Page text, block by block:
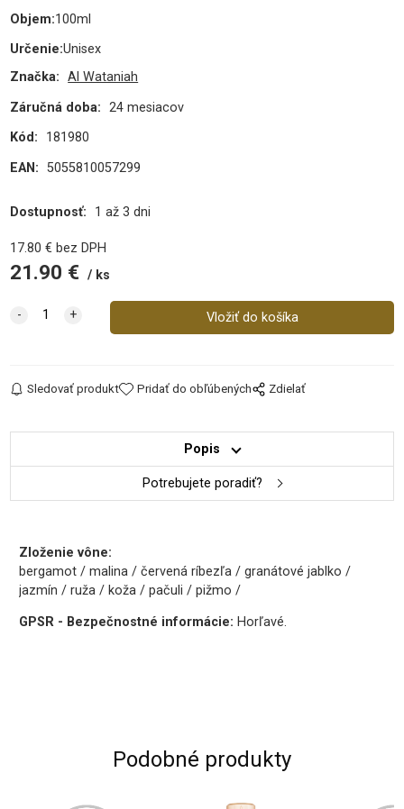
Objem:100ml
Určenie:Unisex
Značka: Al Wataniah
Záručná doba: 24 mesiacov
Kód:
181980
EAN: 5055810057299
Dostupnosť: 1 až 3 dni
17.80 € bez DPH
21.90 € ks
Sledovať produkt Pridať do obľúbených Zdielať
Popis
Potrebujete poradiť?
Zloženie vône:
bergamot / malina / červená ríbezľa / granátové jablko /
jazmín / ruža / koža / pačuli / pižmo /
GPSR - Bezpečnostné informácie: Horľavé.
Podobné produkty